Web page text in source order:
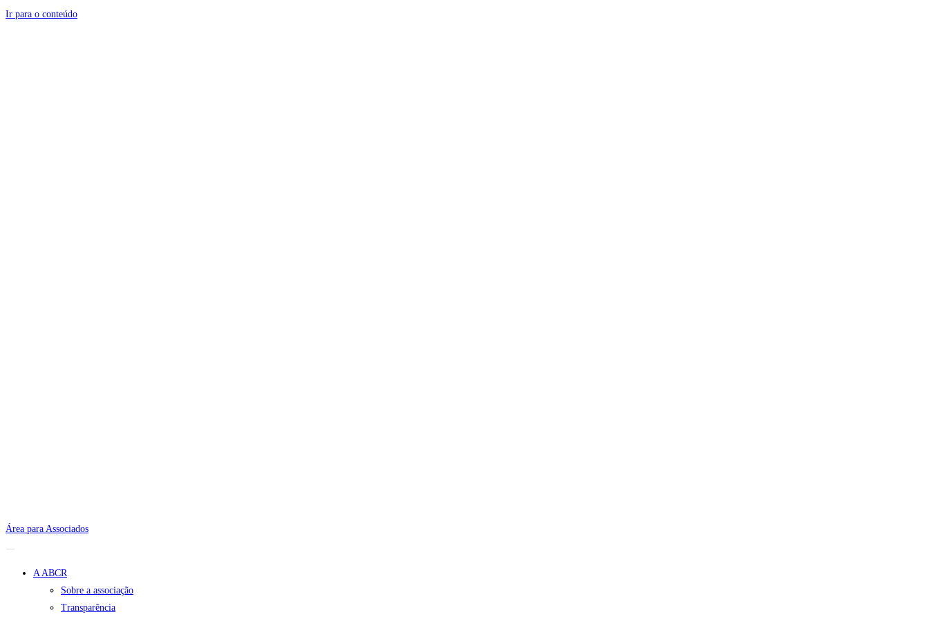
Ir para o conteúdo
Área para Associados
A ABCR
Sobre a associação
Transparência